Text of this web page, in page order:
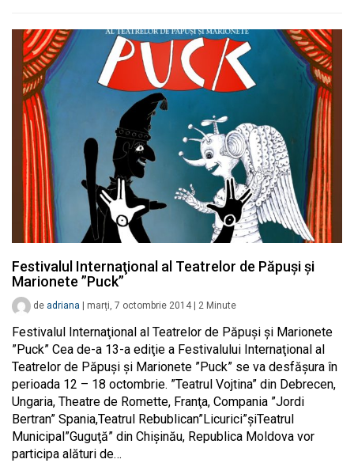
Festivalul Internaţional al Teatrelor de Păpuşi şi
Marionete ”Puck”
de adriana marți, 7 octombrie 2014 2 Minute
Festivalul Internaţional al Teatrelor de Păpuşi şi Marionete
”Puck” Cea de-a 13-a ediţie a Festivalului Internaţional al
Teatrelor de Păpuşi şi Marionete ”Puck” se va desfăşura în
perioada 12 – 18 octombrie. ”Teatrul Vojtina” din Debrecen,
Ungaria, Theatre de Romette, Franţa, Compania ”Jordi
Bertran” Spania,Teatrul Rebublican”Licurici”şiTeatrul
Municipal”Guguţă” din Chişinău, Republica Moldova vor
participa alături de…